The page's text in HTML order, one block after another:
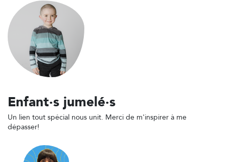
Enfant·s jumelé·s
Un lien tout spécial nous unit. Merci de m'inspirer à me
dépasser!